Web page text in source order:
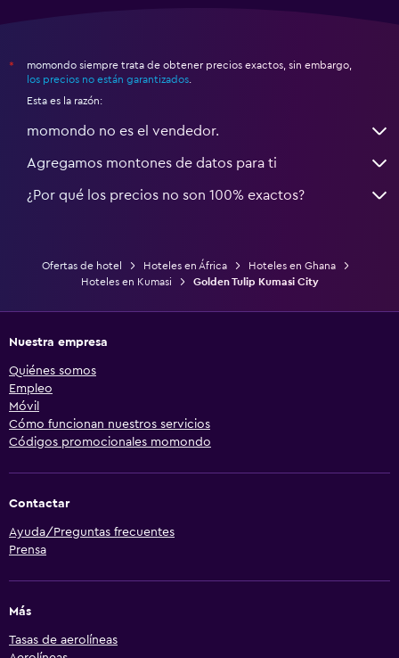
*
momondo siempre trata de obtener precios exactos, sin embargo,
los precios no están garantizados
Esta es la razón:
momondo no es el vendedor.
Agregamos montones de datos para ti
¿Por qué los precios no son 100% exactos?
Ofertas de hotel Hoteles en África
Hoteles en Ghana
Hoteles en Kumasi
Golden Tulip Kumasi City
Nuestra empresa
Quiénes somos
Empleo
Móvil
Cómo funcionan nuestros servicios
Códigos promocionales momondo
Contactar
Ayuda/Preguntas frecuentes
Prensa
Más
Tasas de aerolíneas